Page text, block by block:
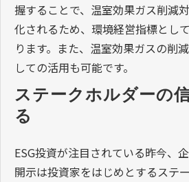
握することで、温室効果ガス削減
化されるため、環境経営指標とし
ります。また、温室効果ガスの削
しての活用も可能です。
ステークホルダーの
る
ESG投資が注目されている昨今、
開示は投資家をはじめとするステ